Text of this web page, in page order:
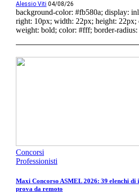
Alessio Viti 04/08/26
background-color: #fb580a; display:
right: 10px; width: 22px; height: 22px;
weight: bold; color: #fff; border-
Concorsi
Professionisti
Maxi Concorso ASMEL 2026: 39 elenchi di
prova da remoto